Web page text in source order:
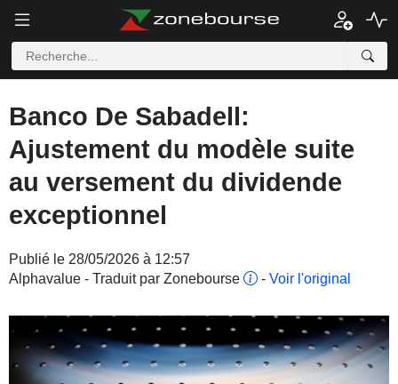
Banco De Sabadell:
Ajustement du modèle suite
au versement du dividende
exceptionnel
Publié le 28/05/2026 à 12:57
Alphavalue - Traduit par Zonebourse
- Voir l'original